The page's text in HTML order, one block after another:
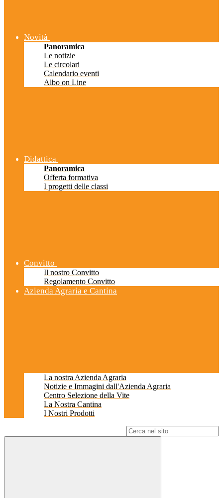
Novità
Panoramica
Le notizie
Le circolari
Calendario eventi
Albo on Line
Didattica
Panoramica
Offerta formativa
I progetti delle classi
Convitto
Il nostro Convitto
Regolamento Convitto
Azienda Agraria e Cantina
La nostra Azienda Agraria
Notizie e Immagini dall'Azienda Agraria
Centro Selezione della Vite
La Nostra Cantina
I Nostri Prodotti